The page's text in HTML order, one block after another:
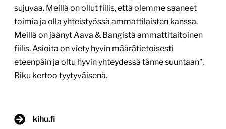
sujuvaa. Meillä on ollut fiilis, että olemme saaneet
toimia ja olla yhteistyössä ammattilaisten kanssa.
Meillä on jäänyt Aava & Bangistä ammattitaitoinen
fiilis. Asioita on viety hyvin määrätietoisesti
eteenpäin ja oltu hyvin yhteydessä tänne suuntaan”,
Riku kertoo tyytyväisenä.
kihu.fi